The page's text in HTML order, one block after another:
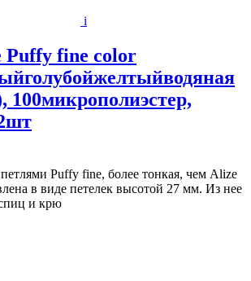
i
fine color
100микрополиэстер,
Puffy fine, более тонкая, чем Alize
в виде петелек высотой 27 мм. Из нее
и крю